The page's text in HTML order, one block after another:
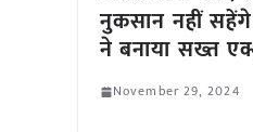
नुकसान नहीं
ने बनाया सख्त
November 29, 2024